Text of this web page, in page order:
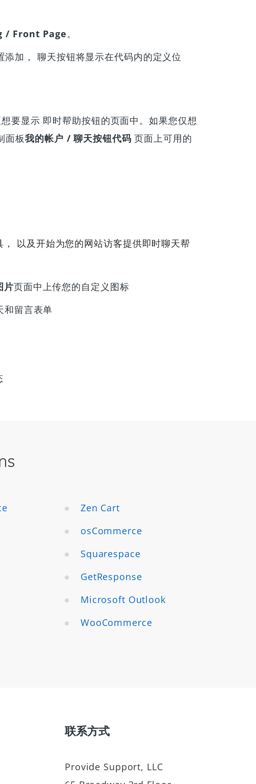
/ Front Page。
加， 聊天按钮将显示在代码内的定义位
要显示 即时帮助按钮的页面中。如果您仅想
面板我的帐户 / 聊天按钮代码 页面上可用的
以及开始为您的网站访客提供即时聊天帮
片页面中上传您的自定义图标
和留言表单
Zen Cart
osCommerce
Squarespace
GetResponse
Microsoft Outlook
WooCommerce
联系方式
Provide Support, LLC